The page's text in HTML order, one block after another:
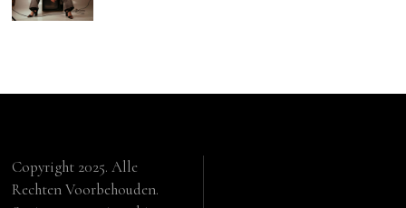
Copyright 2025. Alle
Rechten Voorbehouden.